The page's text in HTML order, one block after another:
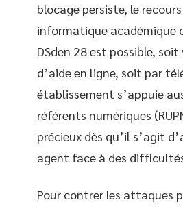
blocage persiste, le
informatique académique
DSden 28 est possible, soit
d’aide en ligne, soit par
établissement s’appuie
référents numériques
précieux dès qu’il s’agit
agent face à des
Pour contrer les attaques